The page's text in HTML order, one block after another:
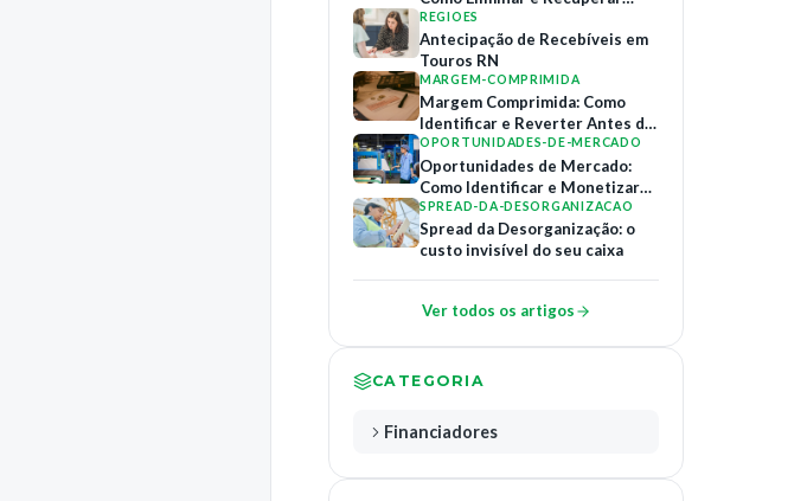
Margem
REGIOES
Antecipação de Recebíveis em
Touros RN
MARGEM-COMPRIMIDA
Margem Comprimida: Como
Identificar e Reverter Antes do
Colapso
OPORTUNIDADES-DE-MERCADO
Oportunidades de Mercado:
Como Identificar e Monetizar
Relações B2B
SPREAD-DA-DESORGANIZACAO
Spread da Desorganização: o
custo invisível do seu caixa
Ver todos os artigos
CATEGORIA
Financiadores